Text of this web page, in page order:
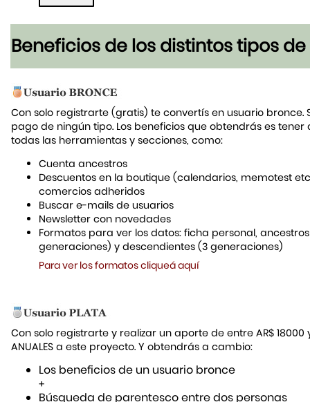
Beneficios de los distintos tipos de
Con solo registrarte (gratis) te convertís en usuario bronce.
pago de ningún tipo. Los beneficios que obtendrás es tener
todas las herramientas y secciones, como:
Cuenta ancestros
Descuentos en la boutique (calendarios, memotest
comercios adheridos
Buscar e-mails de usuarios
Newsletter con novedades
Formatos para ver los datos: ficha personal,
generaciones) y descendientes (3 generaciones)
Para ver los formatos cliqueá aquí
Con solo registrarte y realizar un aporte de entre AR$ 18000
ANUALES a este proyecto. Y obtendrás a cambio:
Los beneficios de un usuario bronce
+
Búsqueda de parentesco entre dos personas